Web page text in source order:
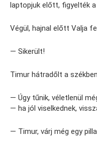
laptopjuk előtt, figyelték
Végül, hajnal előtt Valja
— Sikerült!
Timur hátradőlt a
— Úgy tűnik, véletlenül
— ha jól viselkednek,
— Timur, várj még egy